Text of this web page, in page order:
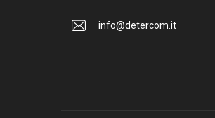
info@detercom.it